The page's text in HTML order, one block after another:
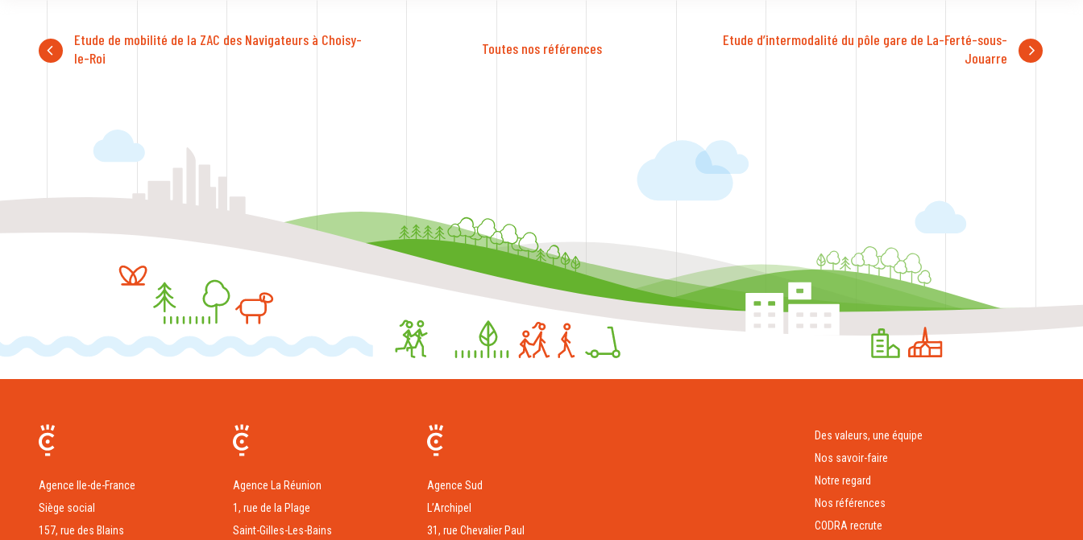
Etude de mobilité de la ZAC des Navigateurs à Choisy-
le-Roi
Toutes nos références
Etude d’intermodalité du pôle gare de La-Ferté-sous-
Jouarre
Agence Ile-de-France
Siège social
157, rue des Blains
Agence La Réunion
1, rue de la Plage
Saint-Gilles-Les-Bains
Agence Sud
L’Archipel
31, rue Chevalier Paul
Des valeurs, une équipe
Nos savoir-faire
Notre regard
Nos références
CODRA recrute